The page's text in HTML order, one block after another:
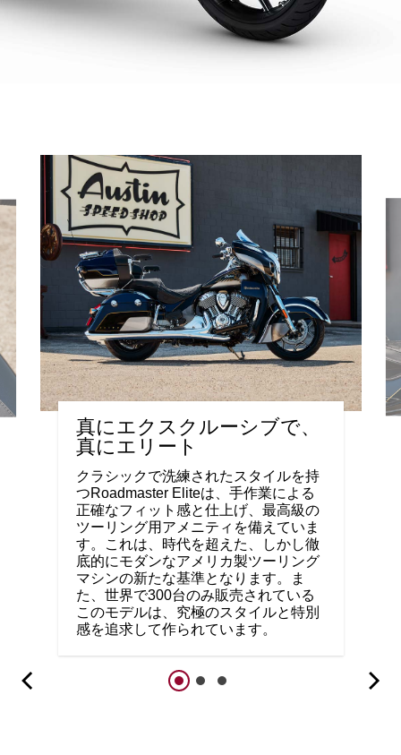
真にエクスクルーシブで、
真にエリート
クラシックで洗練されたスタイルを持
つRoadmaster Eliteは、手作業による
正確なフィット感と仕上げ、最高級の
ツーリング用アメニティを備えていま
す。これは、時代を超えた、しかし徹
底的にモダンなアメリカ製ツーリング
マシンの新たな基準となります。ま
た、世界で300台のみ販売されている
このモデルは、究極のスタイルと特別
感を追求して作られています。